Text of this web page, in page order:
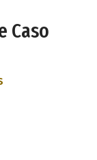
Caso